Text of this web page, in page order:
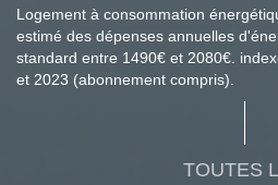
Logement à consommation
estimé des dépenses annuelles
standard entre 1490€ et 2080€.
et 2023 (abonnement compris).
TOUTES